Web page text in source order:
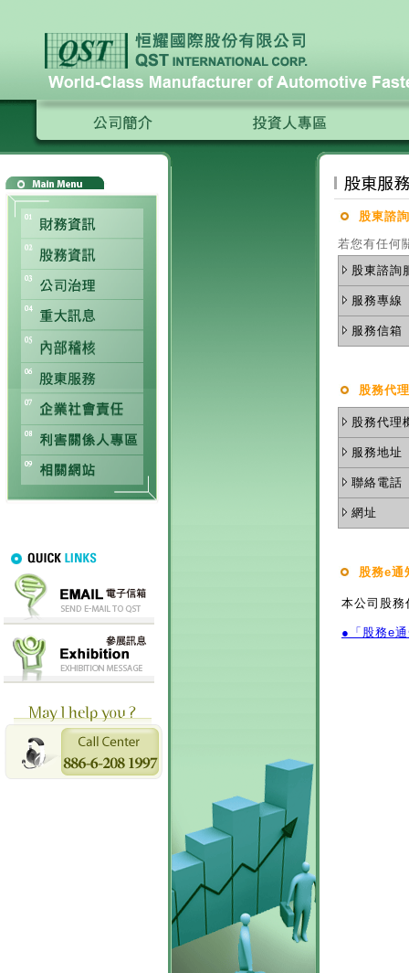
股東諮詢
若您有任何
股東諮詢
服務專線
服務信箱
股務代理
股務代理
服務地址
聯絡電話
網址
股務e通
本公司股務
●「股務e